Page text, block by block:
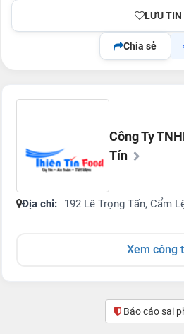
LƯU TIN
Chia sẻ
Công Ty
Tín
Địa chỉ: 192 Lê Trọng Tấn, Cẩm
Xem công
Báo cáo sai